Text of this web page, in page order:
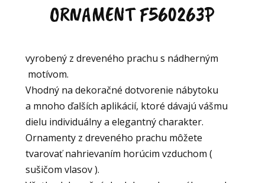
ORNAMENT F560263P
vyrobený z dreveného prachu s nádherným
motívom.
Vhodný na dekoračné dotvorenie nábytoku
a mnoho ďalších aplikácií, ktoré dávajú vášmu
dielu individuálny a elegantný charakter.
Ornamenty z dreveného prachu môžete
tvarovať nahrievaním horúcim vzduchom (
sušičom vlasov ).